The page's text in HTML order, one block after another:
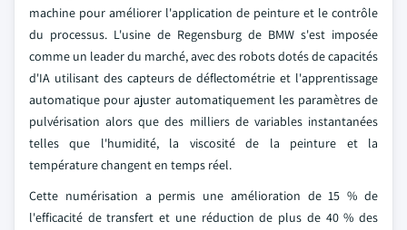
machine pour améliorer l'application de peinture et le contrôle
du processus. L'usine de Regensburg de BMW s'est imposée
comme un leader du marché, avec des robots dotés de capacités
d'IA utilisant des capteurs de déflectométrie et l'apprentissage
automatique pour ajuster automatiquement les paramètres de
pulvérisation alors que des milliers de variables instantanées
telles que l'humidité, la viscosité de la peinture et la
température changent en temps réel.
Cette numérisation a permis une amélioration de 15 % de
l'efficacité de transfert et une réduction de plus de 40 % des